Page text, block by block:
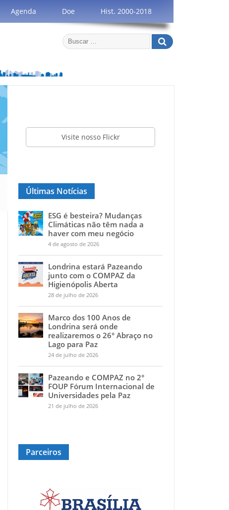
Agenda Doe Hist. 2000-2018
Visite nosso Flickr
Últimas Notícias
ESG é besteira? Mudanças
Climáticas não têm nada a
haver com meu negócio
4 de agosto de 2026
Londrina estará Pazeando
junto com o COMPAZ da
Higienópolis Aberta
28 de julho de 2026
Marco dos 100 Anos de
Londrina será onde
realizaremos o 26° Abraço no
Lago para Paz
24 de julho de 2026
Pazeando e COMPAZ no 2°
FOUP Fórum Internacional de
Universidades pela Paz
21 de julho de 2026
Parceiros